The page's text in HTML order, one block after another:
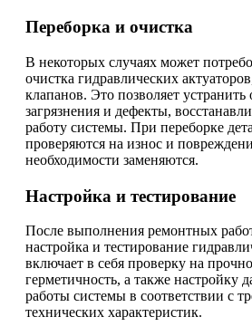
Переборка и очистка
В некоторых случаях может
очистка гидравлических
клапанов. Это позволяет устранить
загрязнения и дефекты,
работу системы. При переборке
проверяются на износ и
необходимости заменяются.
Настройка и тестирование
После выполнения ремонтных
настройка и тестирование
включает в себя проверку на
герметичность, а также настройку
работы системы в соответствии с
технических характеристик.